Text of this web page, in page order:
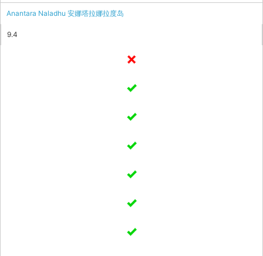
Anantara Naladhu 安娜塔拉娜拉度岛
9.4